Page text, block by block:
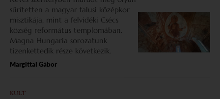
sűrítetten a magyar falusi középkor
misztikája, mint a felvidéki Csécs
község református templomában.
Magna Hungaria sorozatunk
tizenkettedik része következik.
Margittai Gábor
KULT